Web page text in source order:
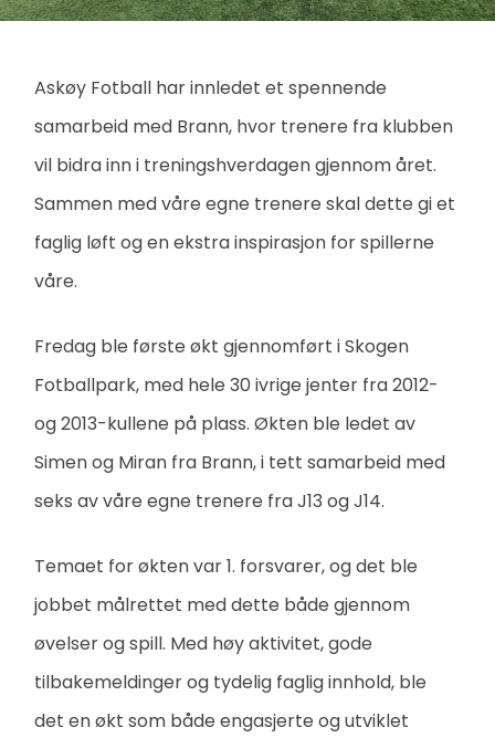
Askøy Fotball har innledet et spennende
samarbeid med Brann, hvor trenere fra klubben
vil bidra inn i treningshverdagen gjennom året.
Sammen med våre egne trenere skal dette gi et
faglig løft og en ekstra inspirasjon for spillerne
våre.
Fredag ble første økt gjennomført i Skogen
Fotballpark, med hele 30 ivrige jenter fra 2012-
og 2013-kullene på plass. Økten ble ledet av
Simen og Miran fra Brann, i tett samarbeid med
seks av våre egne trenere fra J13 og J14.
Temaet for økten var 1. forsvarer, og det ble
jobbet målrettet med dette både gjennom
øvelser og spill. Med høy aktivitet, gode
tilbakemeldinger og tydelig faglig innhold, ble
det en økt som både engasjerte og utviklet